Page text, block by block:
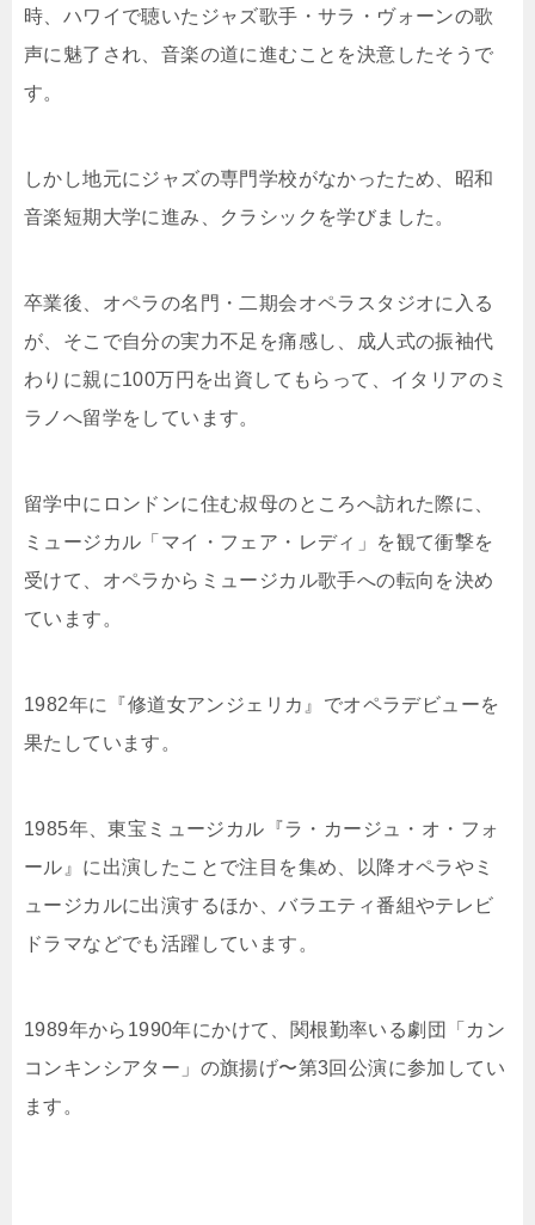
時、ハワイで聴いたジャズ歌手・サラ・ヴォーンの歌
声に魅了され、音楽の道に進むことを決意したそうで
す。
しかし地元にジャズの専門学校がなかったため、昭和
音楽短期大学に進み、クラシックを学びました。
卒業後、オペラの名門・二期会オペラスタジオに入る
が、そこで自分の実力不足を痛感し、成人式の振袖代
わりに親に100万円を出資してもらって、イタリアのミ
ラノへ留学をしています。
留学中にロンドンに住む叔母のところへ訪れた際に、
ミュージカル「マイ・フェア・レディ」を観て衝撃を
受けて、オペラからミュージカル歌手への転向を決め
ています。
1982年に『修道女アンジェリカ』でオペラデビューを
果たしています。
1985年、東宝ミュージカル『ラ・カージュ・オ・フォ
ール』に出演したことで注目を集め、以降オペラやミ
ュージカルに出演するほか、バラエティ番組やテレビ
ドラマなどでも活躍しています。
1989年から1990年にかけて、関根勤率いる劇団「カン
コンキンシアター」の旗揚げ〜第3回公演に参加してい
ます。